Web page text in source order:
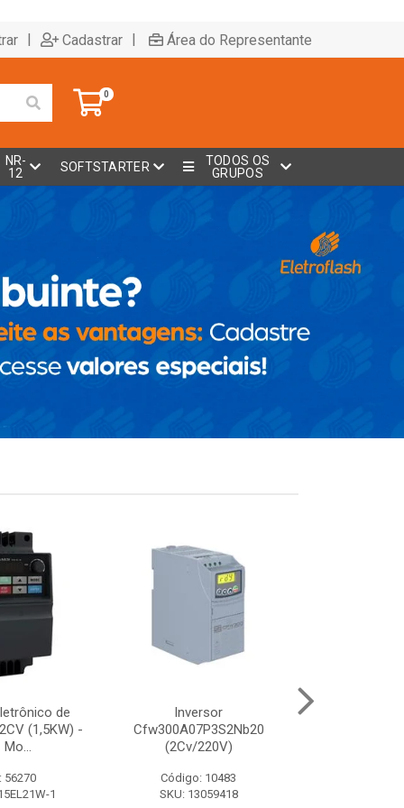
| Cadastrar | Área do Representante
0
NR-
12
SOFTSTARTER
TODOS OS
GRUPOS
de
(1,5KW) -
56270
1
Inversor
Cfw300A07P3S2Nb20
(2Cv/220V)
Código: 10483
SKU: 13059418